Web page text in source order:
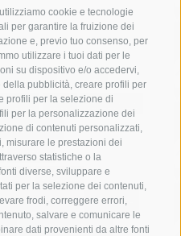
cookie e tecnologie
per garantire la fruizione dei
e, previo tuo consenso, per
utilizzare i tuoi dati per le
su dispositivo e/o accedervi,
pubblicità, creare profili per
profili per la selezione di
per la personalizzazione dei
di contenuti personalizzati,
misurare le prestazioni dei
statistiche o la
diverse, sviluppare e
per la selezione dei contenuti,
frodi, correggere errori,
salvare e comunicare le
dati provenienti da altre fonti
arresto
porto capri
carabinieri
contagi
eav
elezioni
costiera
incidente
massa lubrense